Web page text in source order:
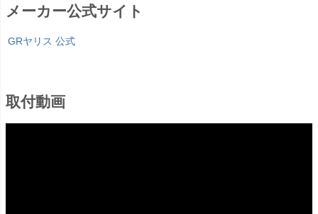
メーカー公式サイト
GRヤリス 公式
取付動画